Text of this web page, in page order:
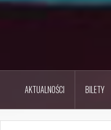
AKTUALNOŚCI BILETY